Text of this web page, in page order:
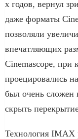
х годов, вернул
даже форматы
позволяли
впечатляющих
Cinemascope, при
проецировались
был очень сложен
скрыть
Технология IMAX